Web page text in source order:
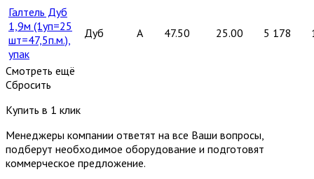
Галтель Дуб
1,9м (1уп=25
шт=47,5п.м.),
упак
Дуб A 47.50 25.00 5 178
Смотреть ещё
Сбросить
Купить в 1 клик
Менеджеры компании ответят на все Ваши вопросы,
подберут необходимое оборудование и подготовят
коммерческое предложение.